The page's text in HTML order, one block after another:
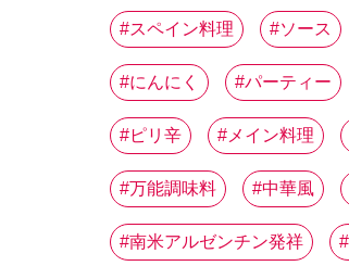
スペイン料理 ソース
にんにく パーティー
ピリ辛 メイン料理
万能調味料 中華風
南米アルゼンチン発祥